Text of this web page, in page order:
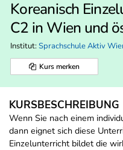
Koreanisch
C2 in Wien und
Institut: Sprachschule Aktiv
Kurs merken
KURSBESCHREIBUNG
Wenn Sie nach einem
dann eignet sich diese
Einzelunterricht bildet die